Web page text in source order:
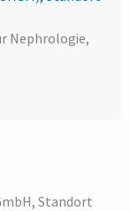
Nephrologie,
Standort